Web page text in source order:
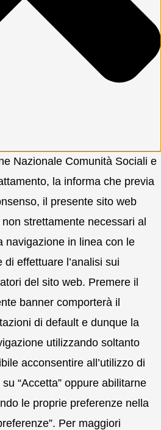
Nazionale Comunità Sociali e
la informa che previa
il presente sito web
strettamente necessari al
navigazione in linea con le
di effettuare l’analisi sui
del sito web. Premere il
banner comporterà il
di default e dunque la
utilizzando soltanto
acconsentire all’utilizzo di
“Accetta” oppure abilitarne
le proprie preferenze nella
Per maggiori